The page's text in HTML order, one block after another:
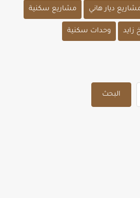
ديار هاني مشاريع سكنية
زايد وحدات سكنية
البحث